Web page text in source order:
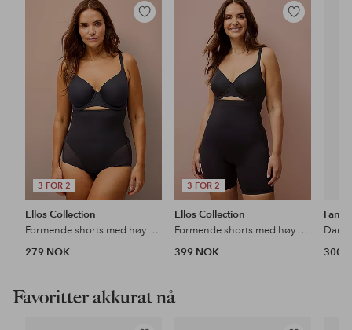
3 FOR 2
Legg
Ellos Collection
Formende shorts med høy midje - firm support
279 NOK
3 FOR 2
Legg
Ellos Collection
Formende shorts med høy midje - medium support
399 NOK
300
Favoritter akkurat nå